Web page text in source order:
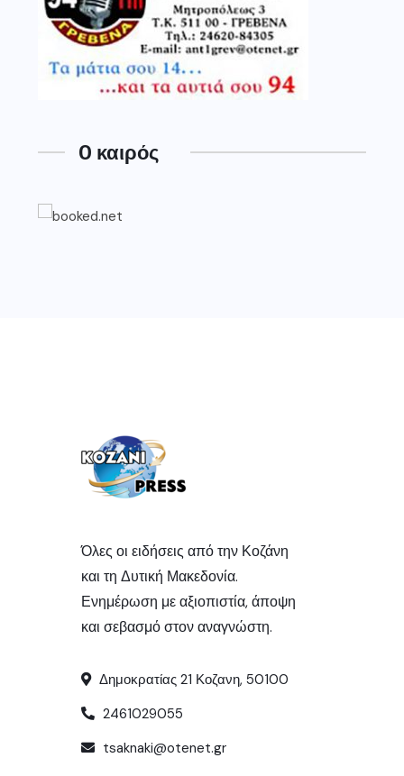
O καιρός
Όλες οι ειδήσεις από την Κοζάνη
και τη Δυτική Μακεδονία.
Ενημέρωση με αξιοπιστία, άποψη
και σεβασμό στον αναγνώστη.
Δημοκρατίας 21 Κοζανη, 50100
2461029055
tsaknaki@otenet.gr